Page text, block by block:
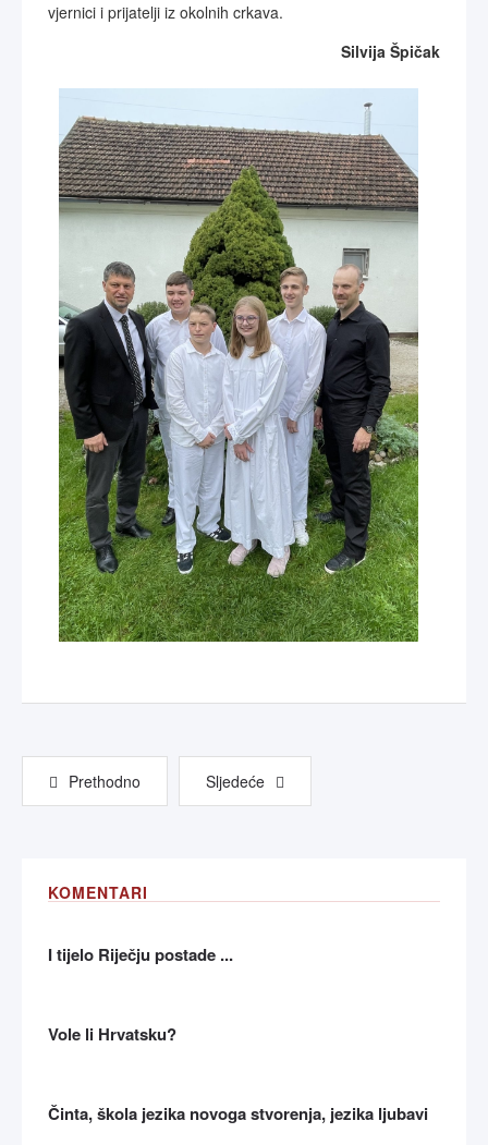
vjernici i prijatelji iz okolnih crkava.
Silvija Špičak
Prethodno Sljedeće
KOMENTARI
I tijelo Riječju postade ...
Vole li Hrvatsku?
Činta, škola jezika novoga stvorenja, jezika ljubavi